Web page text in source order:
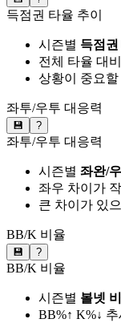
득점권 타율 추이
시즌별 득점
전체 타율 대
상황이 중요
좌투/우투 대응력
💾 ?
좌투/우투 대응력
시즌별 좌완/
좌우 차이가
큰 차이가 있
BB/K 비율
💾 ?
BB/K 비율
시즌별 볼넷
BB%↑ K%↓